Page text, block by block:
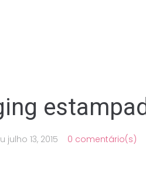
julho 13, 2015 0 comentário(s)